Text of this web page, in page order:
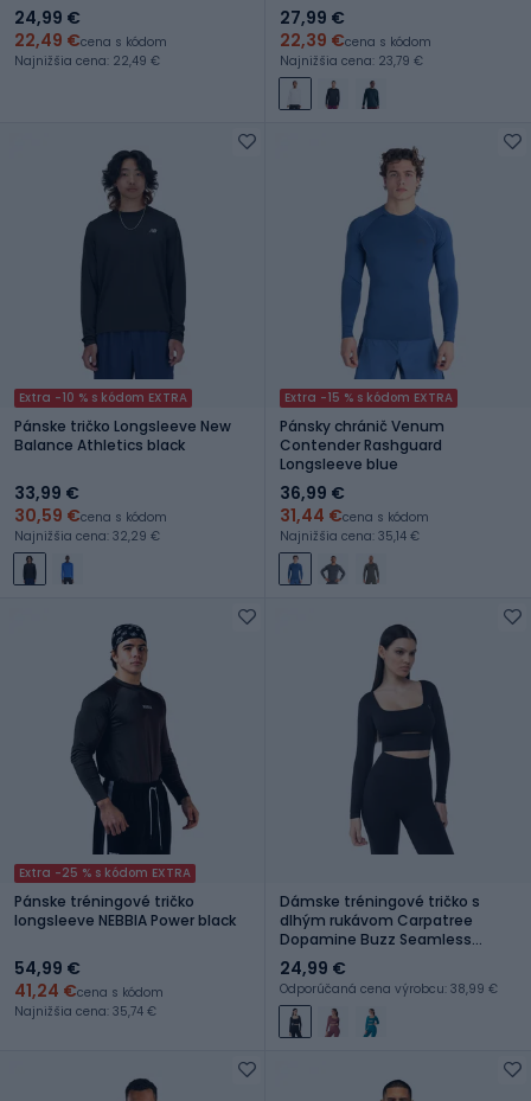
24,99 €
22,49 €cena s kódom
Najnižšia cena: 22,49 €
27,99 €
22,39 €cena s kódom
Najnižšia cena: 23,79 €
Extra -10 % s kódom EXTRA
Pánske tričko Longsleeve New
Balance Athletics black
33,99 €
30,59 €cena s kódom
Najnižšia cena: 32,29 €
Extra -15 % s kódom EXTRA
Pánsky chránič Venum
Contender Rashguard
Longsleeve blue
36,99 €
31,44 €cena s kódom
Najnižšia cena: 35,14 €
Extra -25 % s kódom EXTRA
Pánske tréningové tričko
longsleeve NEBBIA Power black
54,99 €
41,24 €cena s kódom
Najnižšia cena: 35,74 €
Dámske tréningové tričko s
dlhým rukávom Carpatree
Dopamine Buzz Seamless
obsidian black
24,99 €
Odporúčaná cena výrobcu: 38,99 €